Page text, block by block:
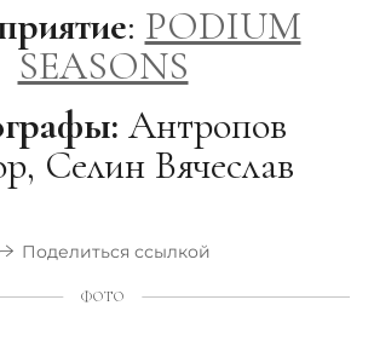
: PODIUM
SEASONS
Антропов
Селин Вячеслав
Поделиться ссылкой
ФОТО